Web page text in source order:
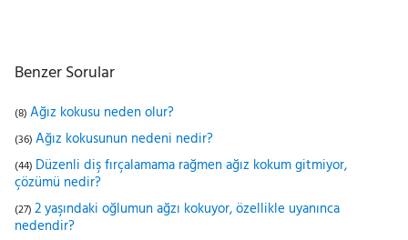
Benzer Sorular
(8) Ağız kokusu neden olur?
(36) Ağız kokusunun nedeni nedir?
(44) Düzenli diş fırçalamama rağmen ağız kokum gitmiyor,
çözümü nedir?
(27) 2 yaşındaki oğlumun ağzı kokuyor, özellikle uyanınca
nedendir?